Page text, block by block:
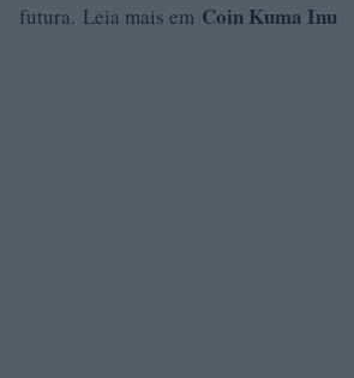
futura. Leia mais em Coin Kuma Inu